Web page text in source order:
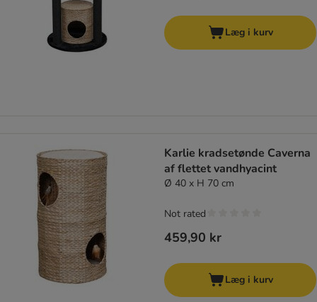
Læg i kurv
Karlie kradsetønde Caverna
af flettet vandhyacint
Ø 40 x H 70 cm
459,90 kr
Not rated
Læg i kurv